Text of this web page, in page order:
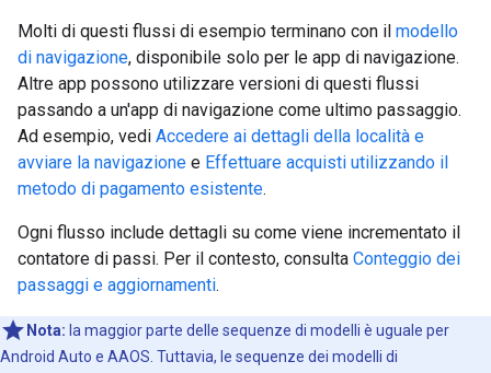
Molti di questi flussi di esempio terminano con il modello
di navigazione, disponibile solo per le app di navigazione.
Altre app possono utilizzare versioni di questi flussi
passando a un'app di navigazione come ultimo passaggio.
Ad esempio, vedi Accedere ai dettagli della località e
avviare la navigazione e Effettuare acquisti utilizzando il
metodo di pagamento esistente.
Ogni flusso include dettagli su come viene incrementato il
contatore di passi. Per il contesto, consulta Conteggio dei
passaggi e aggiornamenti.
Nota: la maggior parte delle sequenze di modelli è uguale per
Android Auto e AAOS. Tuttavia, le sequenze dei modelli di